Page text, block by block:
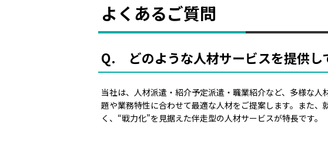
よくあるご質問
Q. どのような人材サービスを提供し
当社は、人材派遣・紹介予定派遣・職業紹介など、多様な
題や業務特性に合わせて最適な人材をご提案します。また
く、“戦力化”を見据えた伴走型の人材サービスが特長です。